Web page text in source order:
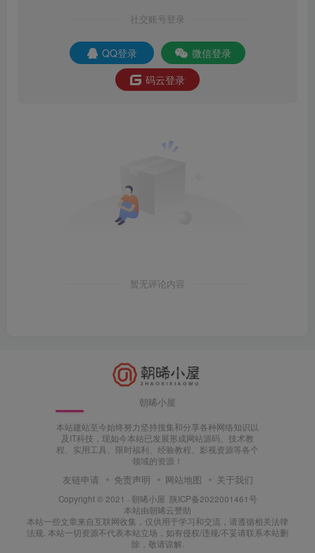
社交账号登录
QQ登录
微信登录
码云登录
暂无评论内容
朝晞小屋
本站建站至今始终努力坚持搜集和分享各种网络知识以
及IT科技，现如今本站已发展形成网站源码、技术教
程、实用工具、限时福利、经验教程、影视资源等各个
领域的资源！
友链申请 免责声明 网站地图 关于我们
Copyright © 2021 · 朝晞小屋 陕ICP备2022001461号
本站由朝晞云赞助
本站一些文章来自互联网收集，仅供用于学习和交流，请遵循相关法律
法规. 本站一切资源不代表本站立场，如有侵权/违规/不妥请联系本站删
除，敬请谅解.